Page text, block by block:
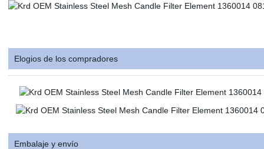
Elogios de los compradores
Embalaje y envío